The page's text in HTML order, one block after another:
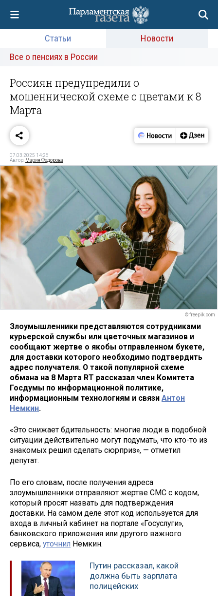
Статьи
Новости
Все о пенсиях в России
Россиян предупредили о
мошеннической схеме с цветами к 8
Марта
07.03.2025 14:26
Автор: Мария Федорова
© freepik.com
Злоумышленники представляются сотрудниками
курьерской службы или цветочных магазинов и
сообщают жертве о якобы отправленном букете,
для доставки которого необходимо подтвердить
адрес получателя. О такой популярной схеме
обмана на 8 Марта RT рассказал член Комитета
Госдумы по информационной политике,
информационным технологиям и связи Антон
Немкин.
«Это снижает бдительность: многие люди в подобной
ситуации действительно могут подумать, что кто-то из
знакомых решил сделать сюрприз», — отметил
депутат.
По его словам, после получения адреса
злоумышленники отправляют жертве СМС с кодом,
который просят назвать для подтверждения
доставки. На самом деле этот код используется для
входа в личный кабинет на портале «Госуслуги»,
банковского приложения или другого важного
сервиса, уточнил Немкин.
Путин рассказал, какой
должна быть зарплата
полицейских